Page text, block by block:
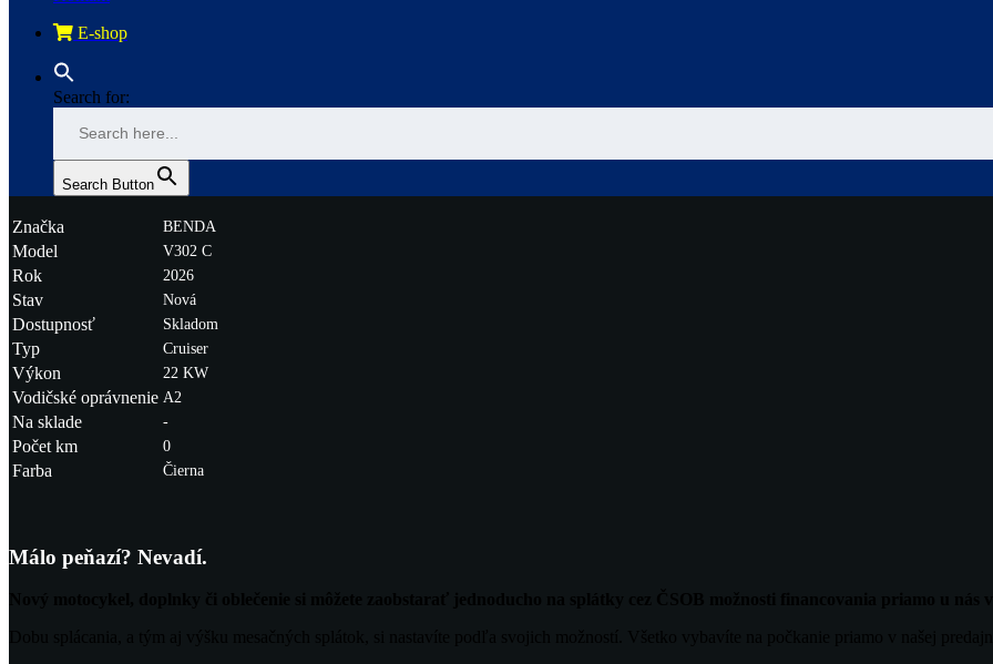
E-shop
Search for:
Search Button
Značka BENDA
Model V302 C
Rok 2026
Stav Nová
Dostupnosť Skladom
Typ Cruiser
Výkon 22 KW
Vodičské oprávnenie A2
Na sklade -
Počet km 0
Farba Čierna
Málo peňazí? Nevadí.